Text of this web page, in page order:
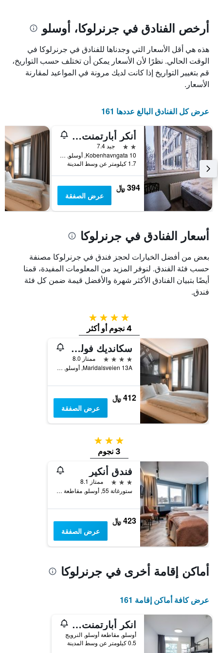
المخطط
1
Y
الذي
يعرض
متوسط
سعر
عطلة
نهاية
هذا
الأسبوع
خلال
آخر
3
أيام
محور
الذي
يعرض
عدد
الأيام
قبل
المخطط
التالي
1
محور
Y
الذي
يعرض
متوسط
سعر
غرفة
أرخص الفنادق في جرنرلوكا، أوسلو
هذه هي أقل الأسعار التي وجدناها للفنادق في جرنرلوكا في
الوقت الحالي. نظرًا لأن الأسعار يمكن أن تختلف حسب التواريخ،
قم بتغيير التواريخ إذا كانت لديك مرونة في المواعيد لمقارنة
الأسعار.
عرض كل الفنادق البالغ عددها 161
أنكر أبارتمنت - جرينولوكا
2 نجمتين
جيد 7.4
Kobenhavngata 10, أوسلو, مقاطعة أوسلو, النرويج
1.7 كيلومتر عن وسط المدينة
394 ﷼
عرض الصفقة
أسعار الفنادق في جرنرلوكا
بعض من أفضل الخيارات لحجز فندق في جرنرلوكا مصنفة
حسب فئة الفندق. لنوفر المزيد من المعلومات المفيدة، قمنا
أيضًا بتبيان الفنادق الأكثر شهرة والأفضل قيمة ضمن كل فئة
فندق.
4 نجوم
4 نجوم أو أكثر
سكانديك فولكان
4 نجوم
ممتاز 8.0
Maridalsveien 13A, أوسلو, مقاطعة أوسلو, النرويج
412 ﷼
عرض الصفقة
3 نجوم
3 نجوم
فندق أنكير
3 نجوم
ممتاز 8.1
ستورغاتة 55, أوسلو, مقاطعة أوسلو, النرويج
423 ﷼
عرض الصفقة
أماكن إقامة أخرى في جرنرلوكا
عرض كافة أماكن إقامة 161
انكر أبارتمنت - سنتروم
أوسلو, مقاطعة أوسلو, النرويج
0.5 كيلومتر عن وسط المدينة